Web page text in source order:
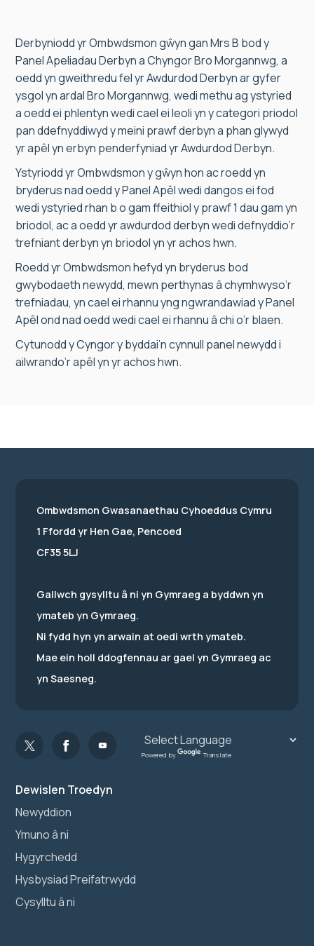
Derbyniodd yr Ombwdsmon gŵyn gan Mrs B bod y
Panel Apeliadau Derbyn a Chyngor Bro Morgannwg, a
oedd yn gweithredu fel yr Awdurdod Derbyn ar gyfer
ysgol yn ardal Bro Morgannwg, wedi methu ag ystyried
a oedd ei phlentyn wedi cael ei leoli yn y categori priodol
pan ddefnyddiwyd y meini prawf derbyn a phan glywyd
yr apêl yn erbyn penderfyniad yr Awdurdod Derbyn.
Ystyriodd yr Ombwdsmon y gŵyn hon ac roedd yn
bryderus nad oedd y Panel Apêl wedi dangos ei fod
wedi ystyried rhan b o gam ffeithiol y prawf 1 dau gam yn
briodol, ac a oedd yr awdurdod derbyn wedi defnyddio’r
trefniant derbyn yn briodol yn yr achos hwn.
Roedd yr Ombwdsmon hefyd yn bryderus bod
gwybodaeth newydd, mewn perthynas â chymhwyso’r
trefniadau, yn cael ei rhannu yng ngwrandawiad y Panel
Apêl ond nad oedd wedi cael ei rhannu â chi o’r blaen.
Cytunodd y Cyngor y byddai’n cynnull panel newydd i
ailwrando’r apêl yn yr achos hwn.
Dewislen Troedyn
Newyddion
Ymuno â ni
Hygyrchedd
Hysbysiad Preifatrwydd
Cysylltu â ni
Ombwdsmon Gwasanaethau Cyhoeddus Cymru
1 Ffordd yr Hen Gae, Pencoed
CF35 5LJ
Gallwch gysylltu â ni yn Gymraeg a byddwn yn
ymateb yn Gymraeg.
Ni fydd hyn yn arwain at oedi wrth ymateb.
Mae ein holl ddogfennau ar gael yn Gymraeg ac
yn Saesneg.
Powered by Translate